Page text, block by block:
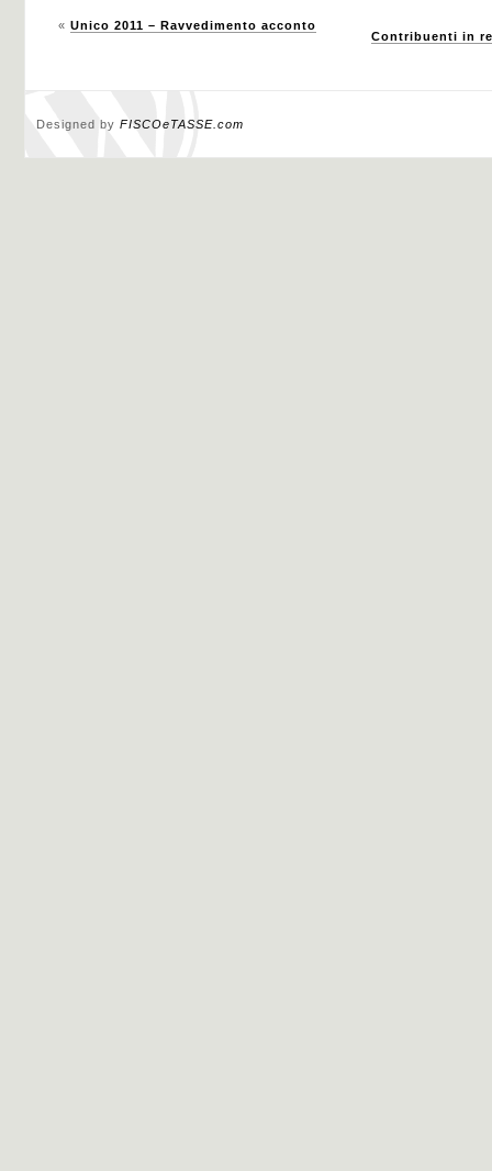
« Unico 2011 – Ravvedimento acconto
Contribuenti in
Designed by FISCOeTASSE.com